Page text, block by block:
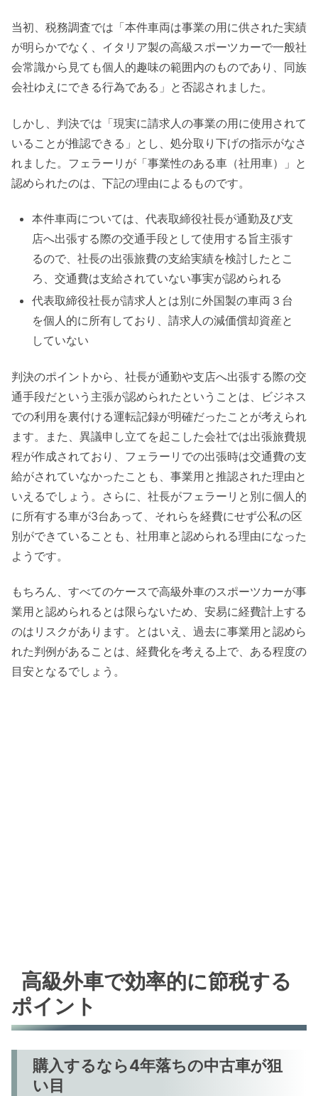
当初、税務調査では「本件車両は事業の用に供された実績
が明らかでなく、イタリア製の高級スポーツカーで一般社
会常識から見ても個人的趣味の範囲内のものであり、同族
会社ゆえにできる行為である」と否認されました。
しかし、判決では「現実に請求人の事業の用に使用されて
いることが推認できる」とし、処分取り下げの指示がなさ
れました。フェラーリが「事業性のある車（社用車）」と
認められたのは、下記の理由によるものです。
本件車両については、代表取締役社長が通勤及び支
店へ出張する際の交通手段として使用する旨主張す
るので、社長の出張旅費の支給実績を検討したとこ
ろ、交通費は支給されていない事実が認められる
代表取締役社長が請求人とは別に外国製の車両３台
を個人的に所有しており、請求人の減価償却資産と
していない
判決のポイントから、社長が通勤や支店へ出張する際の交
通手段だという主張が認められたということは、ビジネス
での利用を裏付ける運転記録が明確だったことが考えられ
ます。また、異議申し立てを起こした会社では出張旅費規
程が作成されており、フェラーリでの出張時は交通費の支
給がされていなかったことも、事業用と推認された理由と
いえるでしょう。さらに、社長がフェラーリと別に個人的
に所有する車が3台あって、それらを経費にせず公私の区
別ができていることも、社用車と認められる理由になった
ようです。
もちろん、すべてのケースで高級外車のスポーツカーが事
業用と認められるとは限らないため、安易に経費計上する
のはリスクがあります。とはいえ、過去に事業用と認めら
れた判例があることは、経費化を考える上で、ある程度の
目安となるでしょう。
高級外車で効率的に節税する
ポイント
購入するなら4年落ちの中古車が狙
い目